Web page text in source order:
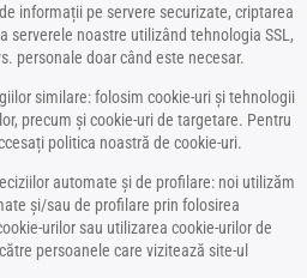
informații pe servere securizate, criptarea
serverele noastre utilizând tehnologia SSL,
personale doar când este necesar.
similare: folosim cookie-uri și tehnologii
precum și cookie-uri de targetare. Pentru
politica noastră de cookie-uri.
automate și de profilare: noi utilizăm
și/sau de profilare prin folosirea
urilor sau utilizarea cookie-urilor de
persoanele care vizitează site-ul